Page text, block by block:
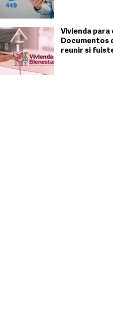
Vivienda para
Documentos
reunir si